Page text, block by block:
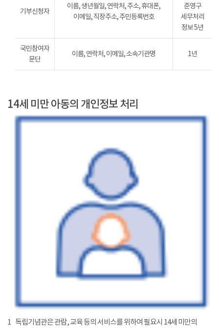
기부신청자
이름, 생년월일, 연락처, 주소, 휴대폰,
이메일, 직장주소, 주민등록번호
준영구
세무처리
정보 5년
국민참여자
문단
이름, 연락처, 이메일, 소속기관명 1년
14세 미만 아동의 개인정보 처리
1 독립기념관은 관람, 교육 등의 서비스를 위하여 필요시 14세 미만의